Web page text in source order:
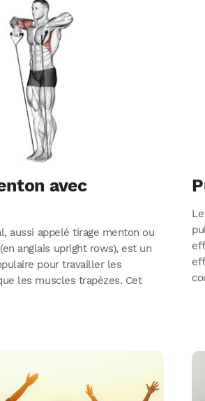
avec
aussi appelé tirage menton ou
anglais upright rows), est un
pour travailler les
les muscles trapèzes. Cet